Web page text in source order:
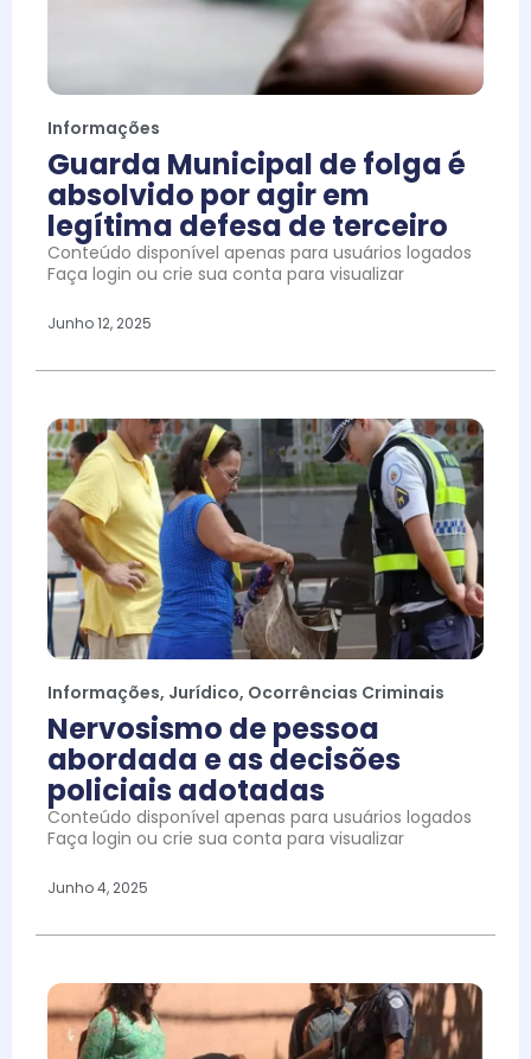
Informações
Guarda Municipal de folga é
absolvido por agir em
legítima defesa de terceiro
Conteúdo disponível apenas para usuários logados
Faça login ou crie sua conta para visualizar
Junho 12, 2025
Informações, Jurídico, Ocorrências Criminais
Nervosismo de pessoa
abordada e as decisões
policiais adotadas
Conteúdo disponível apenas para usuários logados
Faça login ou crie sua conta para visualizar
Junho 4, 2025